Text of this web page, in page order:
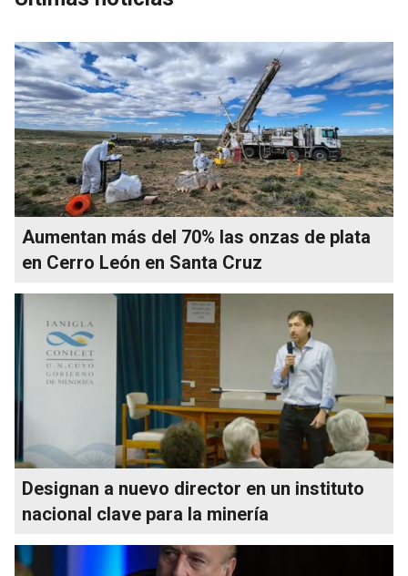
Aumentan más del 70% las onzas de plata
en Cerro León en Santa Cruz
Designan a nuevo director en un instituto
nacional clave para la minería